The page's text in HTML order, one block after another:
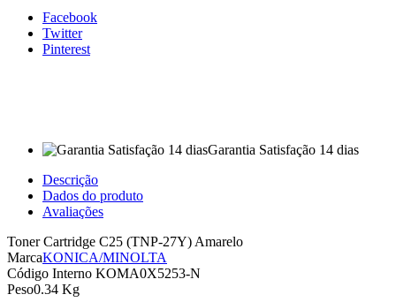
Facebook
Twitter
Pinterest
Garantia Satisfação 14 dias
Descrição
Dados do produto
Avaliações
Toner Cartridge C25 (TNP-27Y) Amarelo
MarcaKONICA/MINOLTA
Código Interno KOMA0X5253-N
Peso0.34 Kg